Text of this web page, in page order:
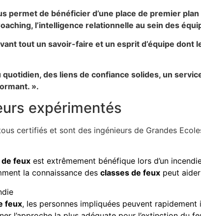
permet de bénéficier d’une place de premier
l’intelligence relationnelle au sein des
tout un savoir-faire et un esprit d’équipe
des liens de confiance solides, un
».
expérimentés
certifiés et sont des ingénieurs de Grandes
feux est extrêmement bénéfique lors d’un
la connaissance des classes de feux peut
feux, les personnes impliquées peuvent